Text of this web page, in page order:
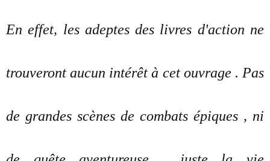
En effet, les adeptes des livres d'action ne
trouveront aucun intérêt à cet ouvrage . Pas
de grandes scènes de combats épiques , ni